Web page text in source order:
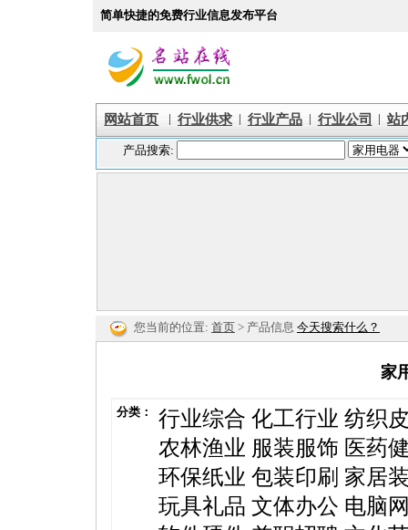
简单快捷的免费行业信息发布平台
网站首页 | 行业供求 | 行业产品 | 行业公司 | 站
您当前的位置: 首页 > 产品信息 今天搜索什么？
家
分类： 行业综合 化工行业 纺织
农林渔业 服装服饰 医药
环保纸业 包装印刷 家居
玩具礼品 文体办公 电脑